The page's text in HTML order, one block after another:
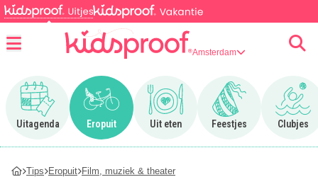
Amsterdam
Uitagenda
Ga naar Uitagenda
Eropuit
Ga naar Eropuit
Uit eten
Ga naar Uit eten
Feestjes
Ga naar Feestjes
Clubjes
Ga
Tips Eropuit Film, muziek & theater